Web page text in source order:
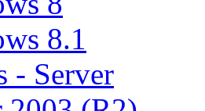
8.1
- Server